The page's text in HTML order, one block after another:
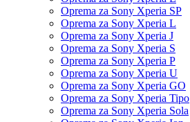
Oprema za Sony Xperia SP
Oprema za Sony Xperia L
Oprema za Sony Xperia J
Oprema za Sony Xperia S
Oprema za Sony Xperia P
Oprema za Sony Xperia U
Oprema za Sony Xperia GO
Oprema za Sony Xperia Tipo
Oprema za Sony Xperia Sola